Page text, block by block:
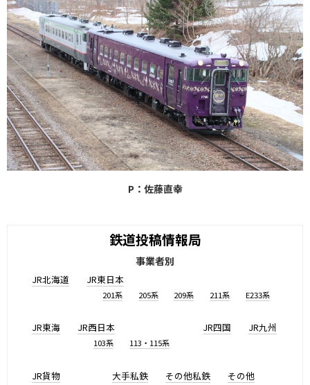
P：佐藤直幸
鉄道投稿情報局
事業者別
JR北海道 JR東日本
201系 205系 209系 211系 E233系
JR東海 JR西日本
103系 113・115系
JR四国 JR九州
JR貨物 大手私鉄 その他私鉄 その他